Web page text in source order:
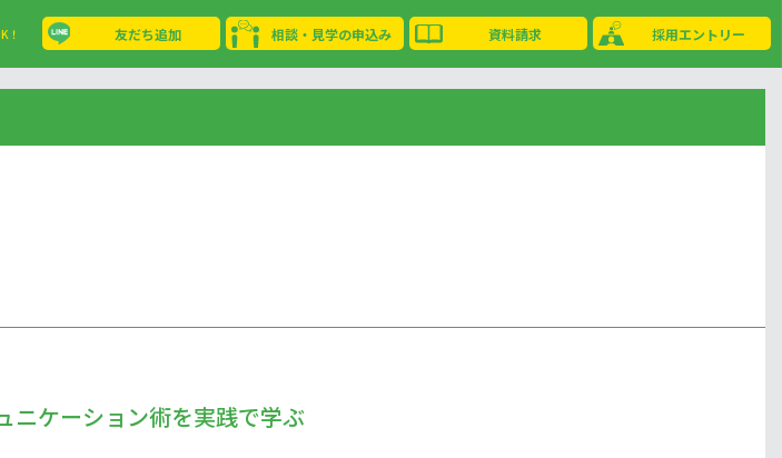
！ 友だち追加 相談・見学の申込み 資料請求 採用エントリー
ニケーション術を実践で学ぶ